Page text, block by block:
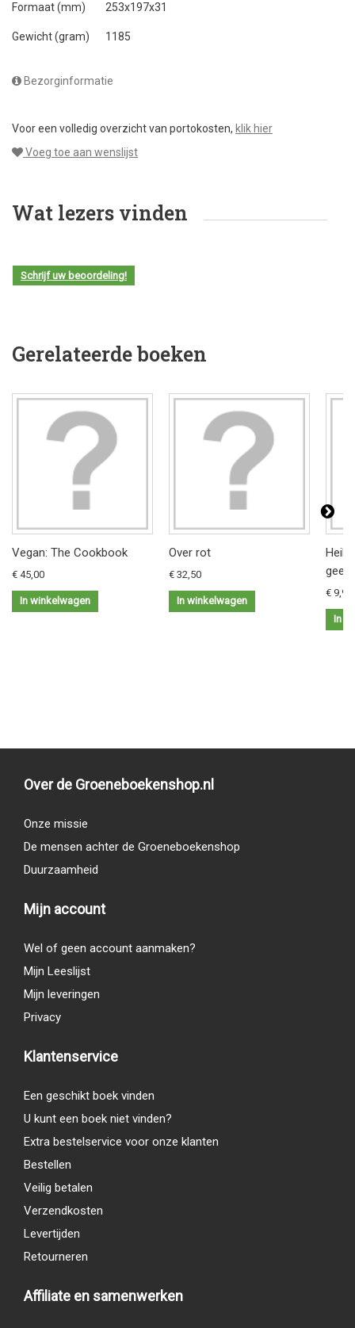
Formaat (mm) 253x197x31
Gewicht (gram) 1185
Bezorginformatie
Voor een volledig overzicht van portokosten, klik hier
Voeg toe aan wenslijst
Wat lezers vinden
Schrijf uw beoordeling!
Gerelateerde boeken
Vegan: The Cookbook
€ 45,00
In winkelwagen
Over rot
€ 32,50
In winkelwagen
€ 9,95
In
Over de Groeneboekenshop.nl
Onze missie
De mensen achter de Groeneboekenshop
Duurzaamheid
Mijn account
Wel of geen account aanmaken?
Mijn Leeslijst
Mijn leveringen
Privacy
Klantenservice
Een geschikt boek vinden
U kunt een boek niet vinden?
Extra bestelservice voor onze klanten
Bestellen
Veilig betalen
Verzendkosten
Levertijden
Retourneren
Affiliate en samenwerken